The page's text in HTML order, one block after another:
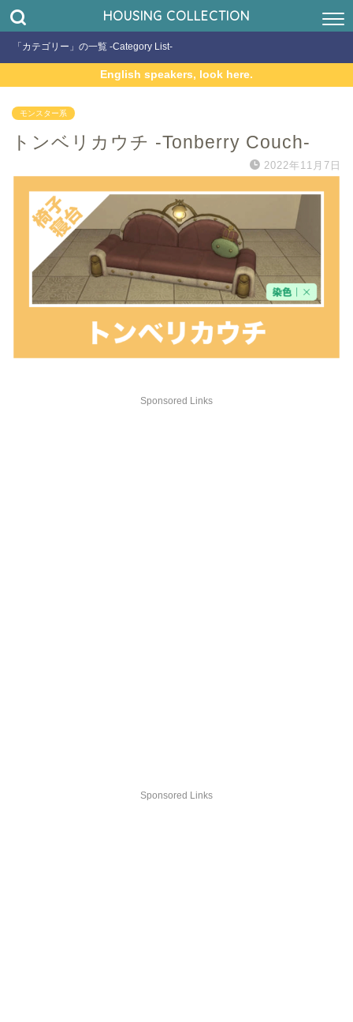
HOUSING COLLECTION
「カテゴリー」の一覧 -Category List-
English speakers, look here.
モンスター系
トンベリカウチ -Tonberry Couch-
2022年11月7日
Sponsored Links
Sponsored Links